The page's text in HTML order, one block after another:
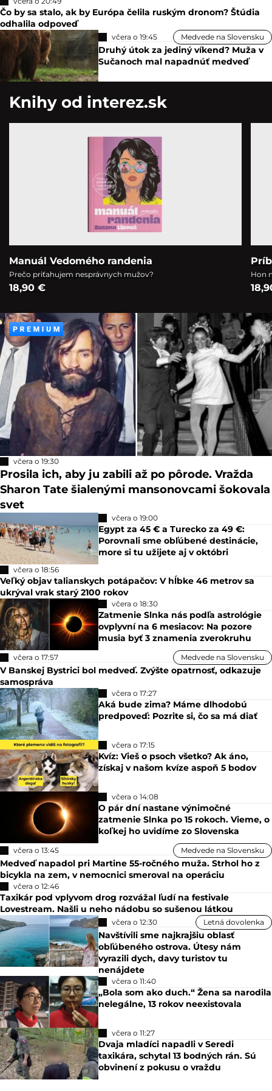
Čo by sa stalo, ak by Európa čelila ruským dronom? Štúdia
odhalila odpoveď
včera o 19:45 Medvede na Slovensku
Druhý útok za jediný víkend? Muža v
Sučanoch mal napadnúť medveď
Knihy od interez.sk
Manuál Vedomého randenia
Prečo priťahujem nesprávnych mužov?
18,90 €
Hon
včera o 19:30
Prosila ich, aby ju zabili až po pôrode. Vražda
Sharon Tate šialenými mansonovcami šokovala
svet
včera o 19:00
Egypt za 45 € a Turecko za 49 €:
Porovnali sme obľúbené destinácie,
more si tu užijete aj v októbri
včera o 18:56
Veľký objav talianskych potápačov: V hĺbke 46 metrov sa
ukrýval vrak starý 2100 rokov
včera o 18:30
Zatmenie Slnka nás podľa astrológie
ovplyvní na 6 mesiacov: Na pozore
musia byť 3 znamenia zverokruhu
včera o 17:57 Medvede na Slovensku
V Banskej Bystrici bol medveď. Zvýšte opatrnosť, odkazuje
samospráva
včera o 17:27
Aká bude zima? Máme dlhodobú
predpoveď: Pozrite si, čo sa má diať
včera o 17:15
Kvíz: Vieš o psoch všetko? Ak áno,
získaj v našom kvíze aspoň 5 bodov
včera o 14:08
O pár dní nastane výnimočné
zatmenie Slnka po 15 rokoch. Vieme, o
koľkej ho uvidíme zo Slovenska
včera o 13:45 Medvede na Slovensku
Medveď napadol pri Martine 55-ročného muža. Strhol ho z
bicykla na zem, v nemocnici smeroval na operáciu
včera o 12:46
Taxikár pod vplyvom drog rozvážal ľudí na festivale
Lovestream. Našli u neho nádobu so sušenou látkou
včera o 12:30 Letná dovolenka
Navštívili sme najkrajšiu oblasť
obľúbeného ostrova. Útesy nám
vyrazili dych, davy turistov tu
nenájdete
včera o 11:40
„Bola som ako duch.“ Žena sa narodila
nelegálne, 13 rokov neexistovala
včera o 11:27
Dvaja mladíci napadli v Seredi
taxikára, schytal 13 bodných rán. Sú
obvinení z pokusu o vraždu